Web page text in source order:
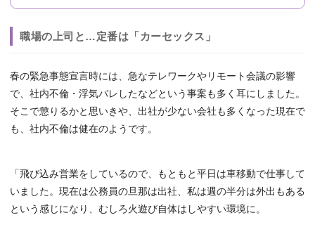
職場の上司と…定番は「カーセックス」
春の緊急事態宣言時には、急なテレワークやリモート会議の影響
で、社内不倫・浮気バレしたなどという事案も多く耳にしました。
そこで懲りるかと思いきや、出社が少ない会社も多くなった現在で
も、社内不倫は健在のようです。
「飛び込み営業をしているので、もともと平日は車移動で仕事して
いました。現在は公務員の旦那は出社、私は週の半分は外出もある
という感じになり、むしろ火遊び自体はしやすい環境に。